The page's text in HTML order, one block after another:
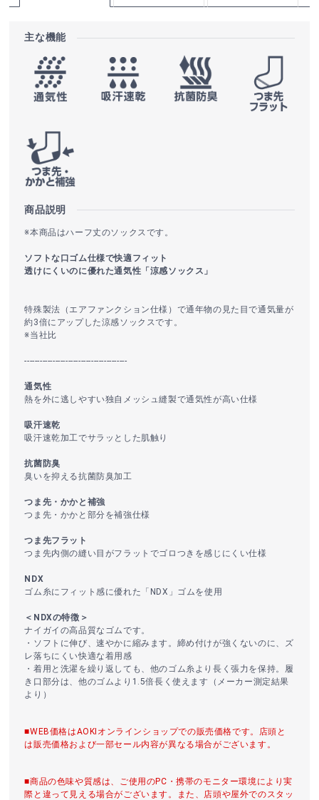
主な機能
商品説明
※本商品はハーフ丈のソックスです。
ソフトな口ゴム仕様で快適フィット
透けにくいのに優れた通気性「涼感ソックス」
特殊製法（エアファンクション仕様）で通年物の見た目で通気量が
約3倍にアップした涼感ソックスです。
※当社比
----------------------------------------
通気性
熱を外に逃しやすい独自メッシュ縫製で通気性が高い仕様
吸汗速乾
吸汗速乾加工でサラッとした肌触り
抗菌防臭
臭いを抑える抗菌防臭加工
つま先・かかと補強
つま先・かかと部分を補強仕様
つま先フラット
つま先内側の縫い目がフラットでゴロつきを感じにくい仕様
NDX
ゴム糸にフィット感に優れた「NDX」ゴムを使用
＜NDXの特徴＞
ナイガイの高品質なゴムです。
・ソフトに伸び、速やかに縮みます。締め付けが強くないのに、ズ
レ落ちにくい快適な着用感
・着用と洗濯を繰り返しても、他のゴム糸より長く張力を保持。履
き口部分は、他のゴムより1.5倍長く使えます（メーカー測定結果
より）
■WEB価格はAOKIオンラインショップでの販売価格です。店頭と
は販売価格および一部セール内容が異なる場合がございます。
■商品の色味や質感は、ご使用のPC・携帯のモニター環境により実
際と違って見える場合がございます。また、店頭や屋外でのスタッ